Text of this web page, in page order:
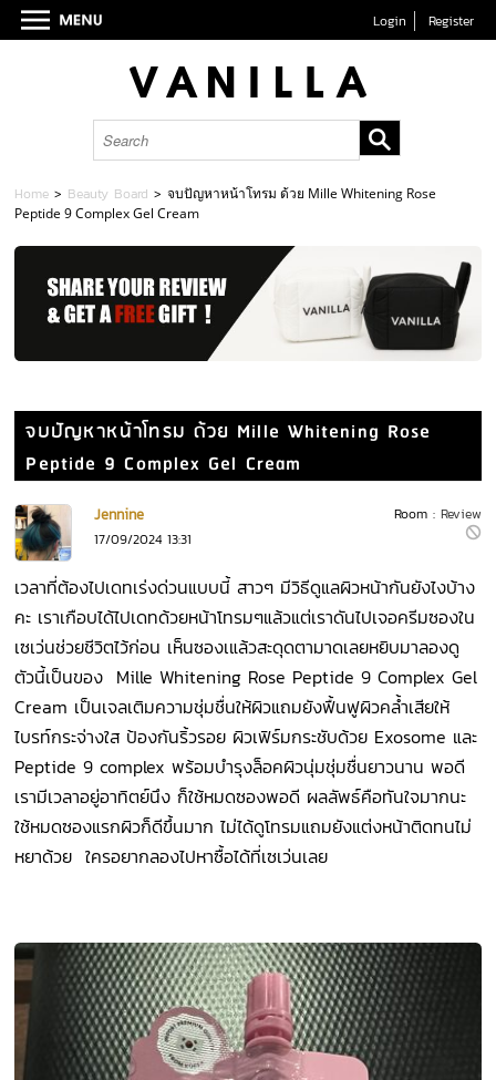
Login Register
Home > Beauty Board >จบปัญหาหน้าโทรม ด้วย Mille Whitening Rose
Peptide 9 Complex Gel Cream
จบปัญหาหน้าโทรม ด้วย Mille Whitening Rose
Peptide 9 Complex Gel Cream
Room : Review
Jennine
17/09/2024 13:31
เวลาที่ต้องไปเดทเร่งด่วนแบบนี้ สาวๆ มีวิธีดูแลผิวหน้ากันยังไงบ้าง
คะ เราเกือบได้ไปเดทด้วยหน้าโทรมๆแล้วแต่เราดันไปเจอครีมซองใน
เซเว่นช่วยชีวิตไว้ก่อน เห็นซองเแล้วสะดุดตามาดเลยหยิบมาลองดู
ตัวนี้เป็นของ Mille Whitening Rose Peptide 9 Complex Gel
Cream เป็นเจลเติมความชุ่มชื่นให้ผิวแถมยังฟื้นฟูผิวคล้ำเสียให้
ไบรท์กระจ่างใส ป้องกันริ้วรอย ผิวเฟิร์มกระชับด้วย Exosome และ
Peptide 9 complex พร้อมบำรุงล็อคผิวนุ่มชุ่มชื่นยาวนาน พอดี
เรามีเวลาอยู่อาทิตย์นึง ก็ใช้หมดซองพอดี ผลลัพธ์คือทันใจมากนะ
ใช้หมดซองแรกผิวก็ดีขึ้นมาก ไม่ได้ดูโทรมแถมยังแต่งหน้าติดทนไม่
หยาด้วย ใครอยากลองไปหาซื้อได้ที่เซเว่นเลย